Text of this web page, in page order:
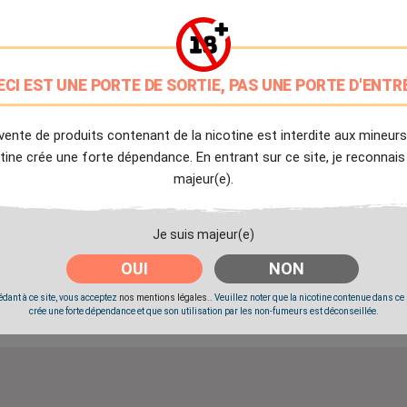
EST UNE PORTE DE SORTIE, PAS UNE PORTE
de produits contenant de la nicotine est interdite aux
crée une forte dépendance. En entrant sur ce site, je
majeur(e).
Je suis majeur(e)
OUI NON
à ce site, vous acceptez nos mentions légales.
. Veuillez noter que la nicotine contenue dans
crée une forte dépendance et que son utilisation par les non-fumeurs est déconseillée.
Avis client de Ciga.fr
Livraison Offerte
Commande passée avant 14h
Partager